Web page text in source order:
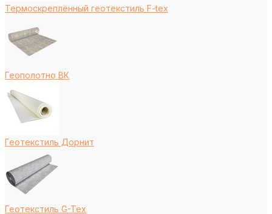
Термоскреплённый геотекстиль F-tex
Геополотно ВК
Геотекстиль Дорнит
Геотекстиль G-Tex